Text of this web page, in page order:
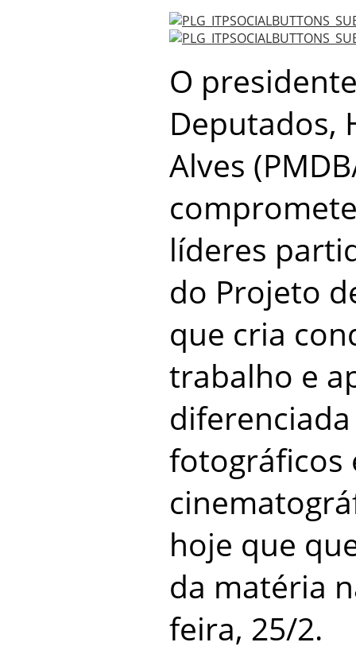
O
Deputados,
Alves
líderes
do Projeto
que cria
trabalho e
fotográficos
hoje que
da matéria
feira, 25/2.